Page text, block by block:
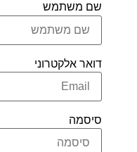
משתמש
אלקטרוני